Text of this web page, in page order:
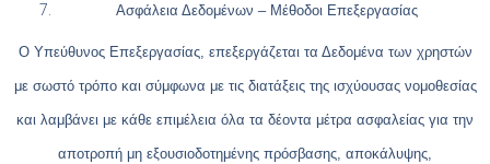
Ασφάλεια Δεδομένων – Μέθοδοι Επεξεργασίας
Ο Υπεύθυνος Επεξεργασίας, επεξεργάζεται τα Δεδομένα των χρηστών
με σωστό τρόπο και σύμφωνα με τις διατάξεις της ισχύουσας νομοθεσίας
και λαμβάνει με κάθε επιμέλεια όλα τα δέοντα μέτρα ασφαλείας για την
αποτροπή μη εξουσιοδοτημένης πρόσβασης, αποκάλυψης,